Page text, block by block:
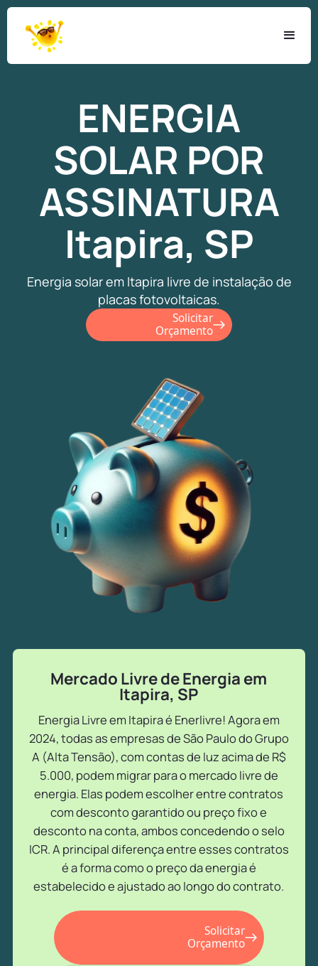
ENERGIA
SOLAR POR
ASSINATURA
Itapira, SP
Energia solar em Itapira livre de instalação de
placas fotovoltaicas.
Solicitar
Orçamento
Mercado Livre de Energia em
Itapira, SP
Energia Livre em Itapira é Enerlivre! Agora em
2024, todas as empresas de São Paulo do Grupo
A (Alta Tensão), com contas de luz acima de R$
5.000, podem migrar para o mercado livre de
energia. Elas podem escolher entre contratos
com desconto garantido ou preço fixo e
desconto na conta, ambos concedendo o selo
ICR. A principal diferença entre esses contratos
é a forma como o preço da energia é
estabelecido e ajustado ao longo do contrato.
Solicitar
Orçamento